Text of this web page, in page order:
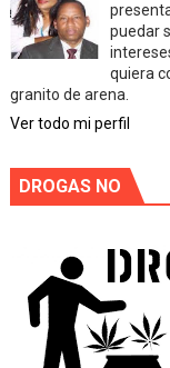
puedar
quiera
granito de arena.
Ver todo mi perfil
DROGAS NO